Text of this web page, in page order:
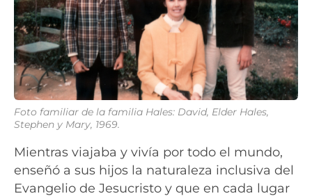
Foto familiar de la familia Hales: David, Elder Hales,
Stephen y Mary, 1969.
Mientras viajaba y vivía por todo el mundo,
enseñó a sus hijos la naturaleza inclusiva del
Evangelio de Jesucristo y que en cada lugar